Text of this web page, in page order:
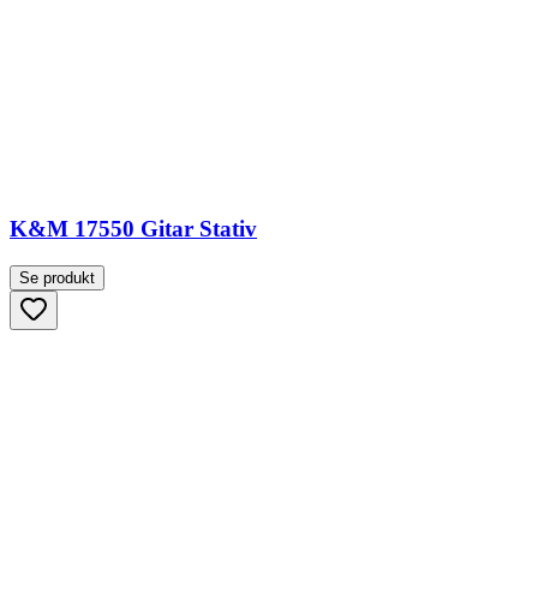
K&M 17550 Gitar Stativ
Se produkt